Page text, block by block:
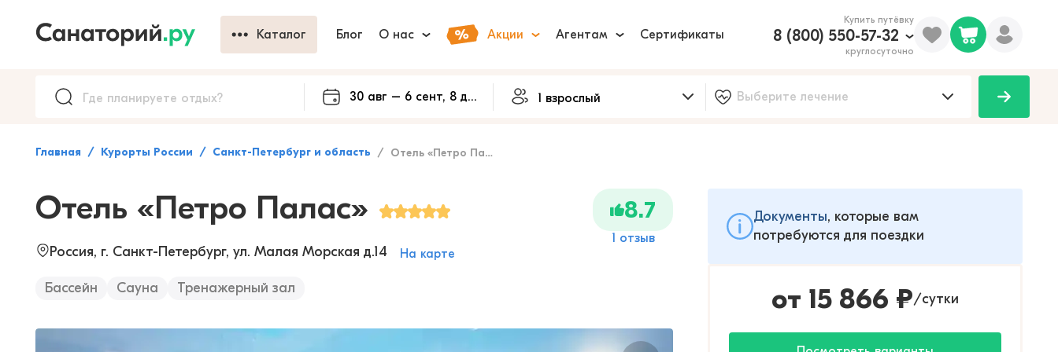
Каталог Блог О нас Акции Агентам Сертификаты
Купить путёвку
8 (800) 550-57-32
круглосуточно
Главная Курорты России Санкт-Петербург и область Отель «Петро Палас»
Отель «Петро Палас»
Россия, г. Санкт-Петербург, ул. Малая Морская д.14 На карте
Бассейн Сауна Тренажерный зал
8.7
1 отзыв
Документы, которые вам
потребуются для поездки
от 15 866 ₽/сутки